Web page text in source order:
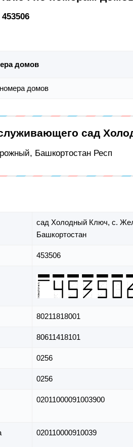
453506
домов
домов
сад
Башкортостан Респ
сад Холодный Ключ, с.
Башкортостан
453506
80211818001
80611418101
0256
0256
02011000091003900
020110000910039